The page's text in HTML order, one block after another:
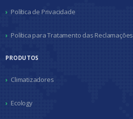
Política de Privacidade
Política para Tratamento das Reclamações
PRODUTOS
Climatizadores
Ecology